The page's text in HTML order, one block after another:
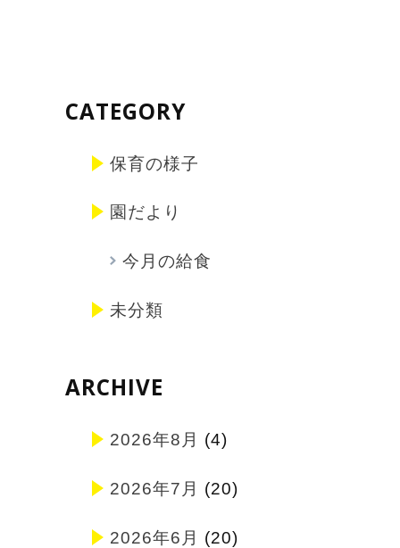
CATEGORY
保育の様子
園だより
今月の給食
未分類
ARCHIVE
2026年8月 (4)
2026年7月 (20)
2026年6月 (20)